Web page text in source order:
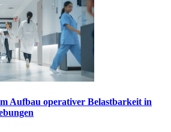
Aufbau operativer Belastbarkeit in